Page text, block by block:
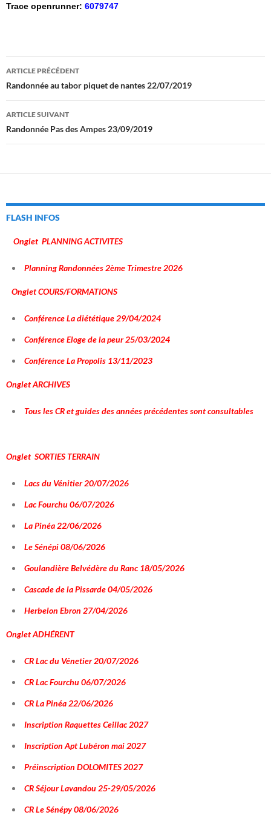
Trace openrunner: 6079747
Navigation
des
articles
ARTICLE PRÉCÉDENT
Randonnée au tabor piquet de nantes 22/07/2019
ARTICLE SUIVANT
Randonnée Pas des Ampes 23/09/2019
FLASH INFOS
Onglet PLANNING ACTIVITES
Planning Randonnées 2ème Trimestre 2026
Onglet COURS/FORMATIONS
Conférence La diététique 29/04/2024
Conférence Eloge de la peur 25/03/2024
Conférence La Propolis 13/11/2023
Onglet ARCHIVES
Tous les CR et guides des années précédentes sont consultables
Onglet SORTIES TERRAIN
Lacs du Vénitier 20/07/2026
Lac Fourchu 06/07/2026
La Pinéa 22/06/2026
Le Sénépi 08/06/2026
Goulandière Belvédère du Ranc 18/05/2026
Cascade de la Pissarde 04/05/2026
Herbelon Ebron 27/04/2026
OngletADHÉRENT
CR Lac du Vénetier 20/07/2026
CR Lac Fourchu 06/07/2026
CR La Pinéa 22/06/2026
Inscription Raquettes Ceillac 2027
Inscription Apt Lubéron mai 2027
Préinscription DOLOMITES 2027
CR Séjour Lavandou 25-29/05/2026
CR Le Sénépy 08/06/2026